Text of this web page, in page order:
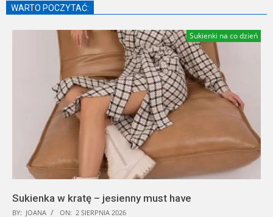
WARTO POCZYTAĆ:
Sukienki na co dzień
Sukienka w kratę – jesienny must have
BY: JOANA ON: 2 SIERPNIA 2026